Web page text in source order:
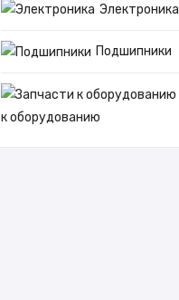
Электроника
Подшипники
к оборудованию